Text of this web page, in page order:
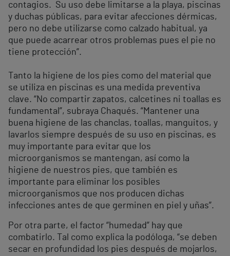
contagios. Su uso debe limitarse a la playa, piscinas
y duchas públicas, para evitar afecciones dérmicas,
pero no debe utilizarse como calzado habitual, ya
que puede acarrear otros problemas pues el pie no
tiene protección”.
Tanto la higiene de los pies como del material que
se utiliza en piscinas es una medida preventiva
clave. “No compartir zapatos, calcetines ni toallas es
fundamental”, subraya Chaqués. “Mantener una
buena higiene de las chanclas, toallas, manguitos, y
lavarlos siempre después de su uso en piscinas, es
muy importante para evitar que los
microorganismos se mantengan, así como la
higiene de nuestros pies, que también es
importante para eliminar los posibles
microorganismos que nos producen dichas
infecciones antes de que germinen en piel y uñas”.
Por otra parte, el factor “humedad” hay que
combatirlo. Tal como explica la podóloga, “se deben
secar en profundidad los pies después de mojarlos,